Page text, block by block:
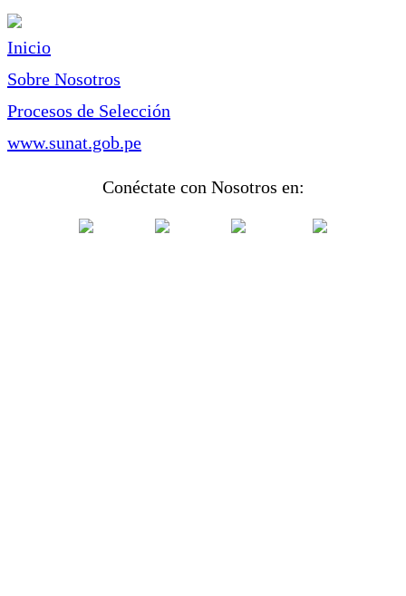
Inicio
Sobre Nosotros
Procesos de Selección
www.sunat.gob.pe
Conéctate con Nosotros en: